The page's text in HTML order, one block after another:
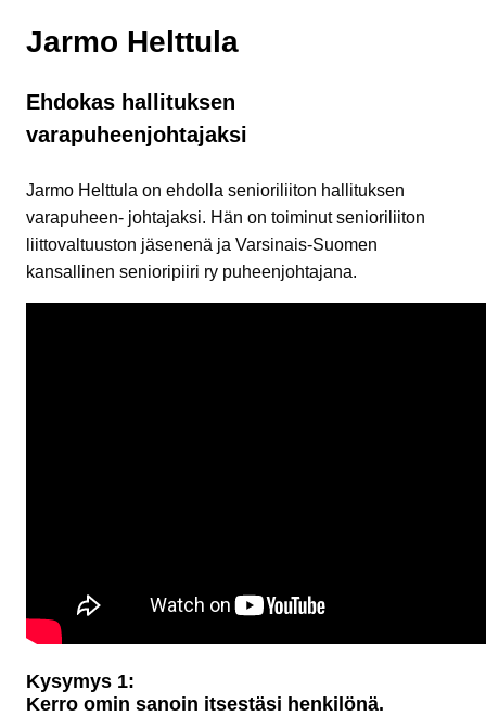
Jarmo Helttula
Ehdokas hallituksen
varapuheenjohtajaksi
Jarmo Helttula on ehdolla senioriliiton hallituksen
varapuheen- johtajaksi. Hän on toiminut senioriliiton
liittovaltuuston jäsenenä ja Varsinais-Suomen
kansallinen senioripiiri ry puheenjohtajana.
Kysymys 1:
Kerro omin sanoin itsestäsi henkilönä.